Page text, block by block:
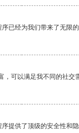
已经为我们带来了无限的
，可以满足我不同的社交
提供了顶级的安全性和隐